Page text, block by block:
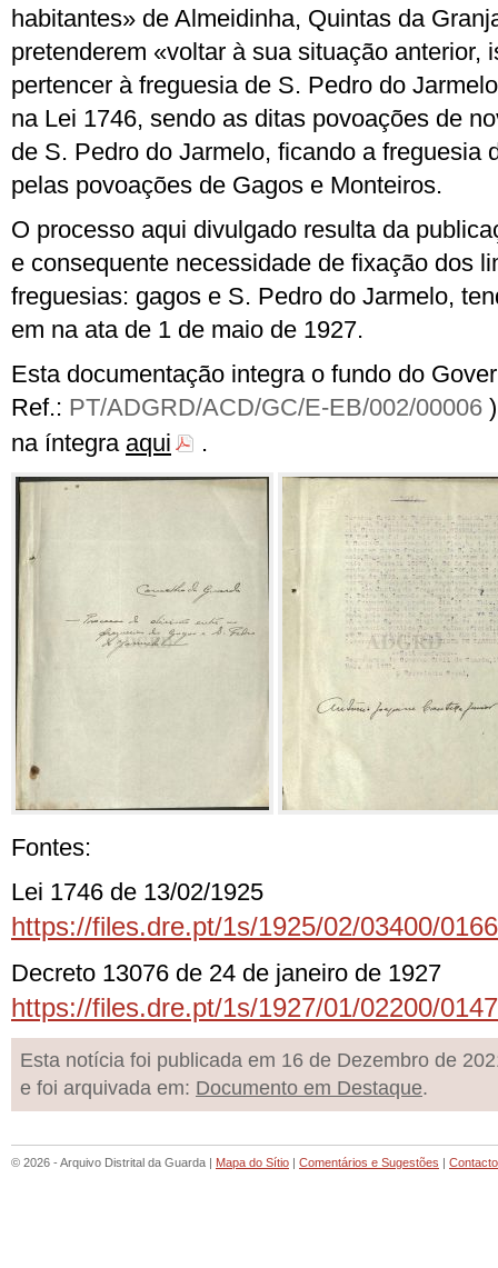
habitantes» de Almeidinha, Quintas da
pretenderem «voltar à sua situação anterior,
pertencer à freguesia de S. Pedro do
na Lei 1746, sendo as ditas povoações de
de S. Pedro do Jarmelo, ficando a freguesia
pelas povoações de Gagos e Monteiros.
O processo aqui divulgado resulta da
e consequente necessidade de fixação dos
freguesias: gagos e S. Pedro do Jarmelo,
em na ata de 1 de maio de 1927.
Esta documentação integra o fundo do
Ref.: PT/ADGRD/ACD/GC/E-EB/002/00006
na íntegra aqui .
Fontes:
Lei 1746 de 13/02/1925
https://files.dre.pt/1s/1925/02/03400/
Decreto 13076 de 24 de janeiro de 1927
https://files.dre.pt/1s/1927/01/02200/
Esta notícia foi publicada em 16 de Dezembro de
e foi arquivada em: Documento em Destaque.
© 2026 - Arquivo Distrital da Guarda | Mapa do Sítio | Comentários e Sugestões |